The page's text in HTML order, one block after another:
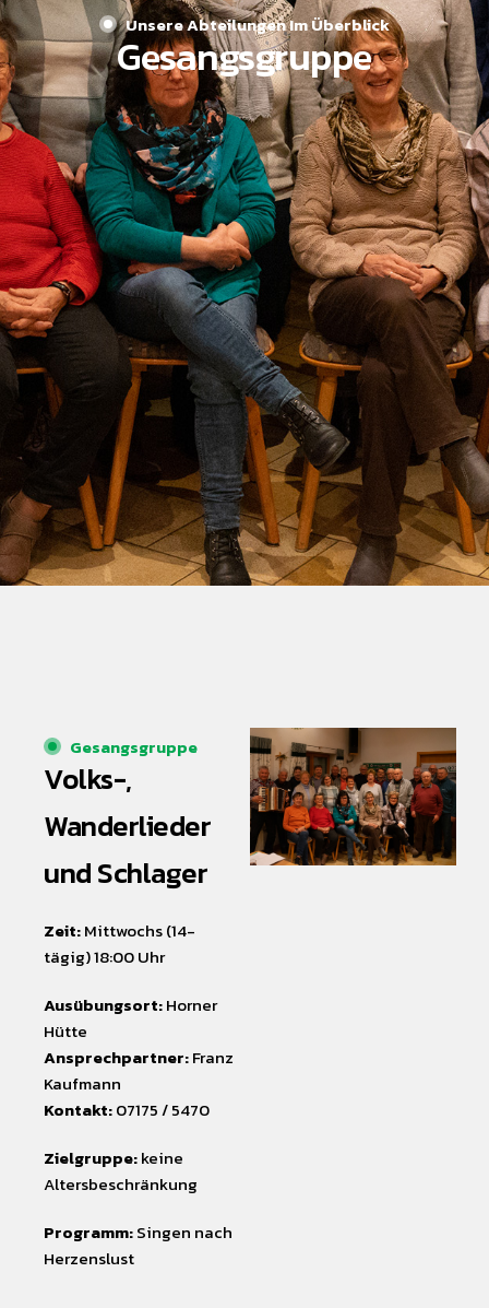
Unsere Abteilungen Im Überblick
Gesangsgruppe
Gesangsgruppe
Volks-,
Wanderlieder
und Schlager
Zeit:Mittwochs (14-
tägig) 18:00 Uhr
Ausübungsort:Horner
Hütte
Ansprechpartner:Franz
Kaufmann
Kontakt:07175 / 5470
Zielgruppe:keine
Altersbeschränkung
Programm:Singen nach
Herzenslust